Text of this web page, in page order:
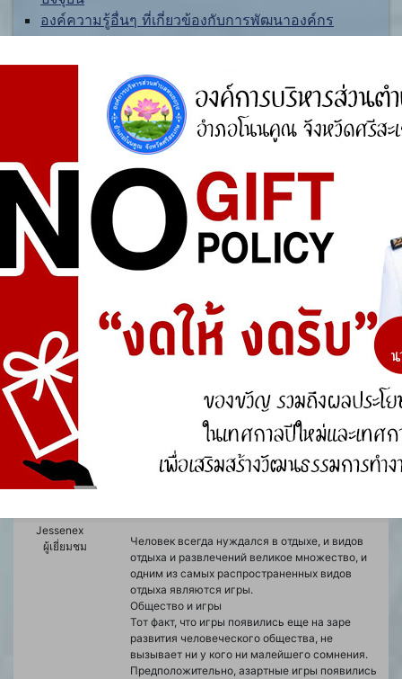
องค์ความรู้อื่นๆ ที่เกี่ยวข้องกับการพัฒนาองค์กร
สำรวจความพึงพอใจ
ประชาชนในเขตพื้นที่ตำบลหนองกุง มีความพึงพอใจ
ของต่อการดำเนินงานตามโครงการก่อสร้าง ประเภท
ใดมากที่สุด ?
ถนนคอนกรีตเสริมเล็กภายในหมู่บ้าน
ถนนลาดยางแอสฟัลท์ติกคอนกรีตระหว่างหมู่บ้านและ
ตำบล
ระบบประปาหมู่บ้านแบบบาดาลขนาดเล็ก
Vote
ตอบกลับไปยัง: Reduce and be
entitled to money in an online casino
Jessenex
ผู้เยี่ยมชม
Человек всегда нуждался в отдыхе, и видов
отдыха и развлечений великое множество, и
одним из самых распространенных видов
отдыха являются игры.
Общество и игры
Тот факт, что игры появились еще на заре
развития человеческого общества, не
вызывает ни у кого ни малейшего сомнения.
Предположительно, азартные игры появились